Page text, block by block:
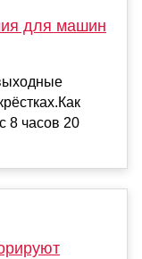
для машин
8 часов 20